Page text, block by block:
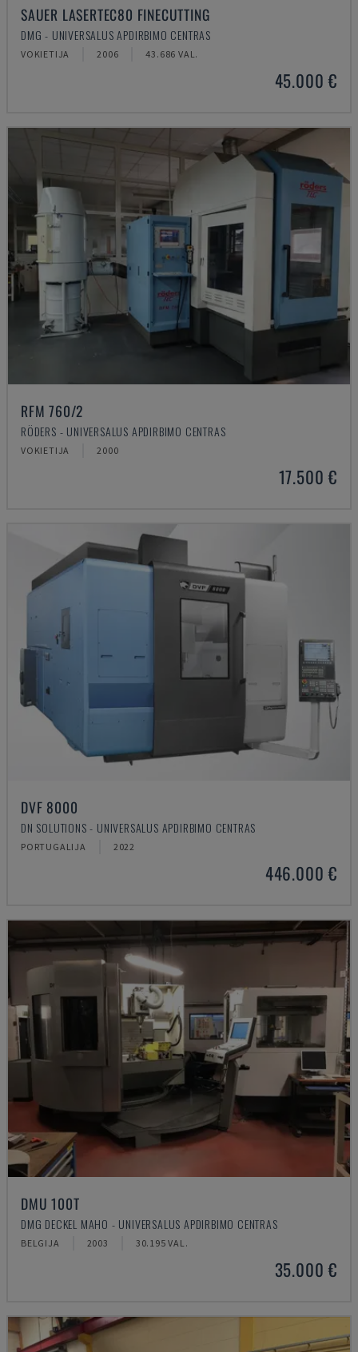
SAUER LASERTEC80 FINECUTTING
DMG - UNIVERSALUS APDIRBIMO CENTRAS
VOKIETIJA 2006 43.686 VAL.
45.000 €
RFM 760/2
RÖDERS - UNIVERSALUS APDIRBIMO CENTRAS
VOKIETIJA 2000
17.500 €
DVF 8000
DN SOLUTIONS - UNIVERSALUS APDIRBIMO CENTRAS
PORTUGALIJA 2022
446.000 €
DMU 100T
DMG DECKEL MAHO - UNIVERSALUS APDIRBIMO CENTRAS
BELGIJA 2003 30.195 VAL.
35.000 €